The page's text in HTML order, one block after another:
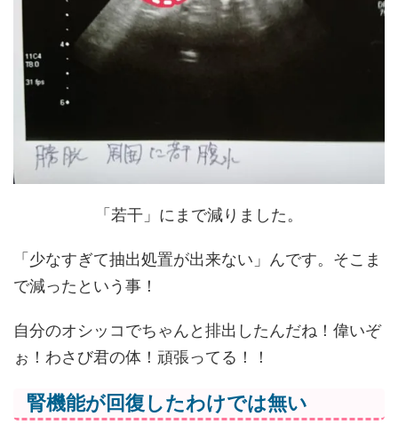
「若干」にまで減りました。
「少なすぎて抽出処置が出来ない」んです。そこま
で減ったという事！
自分のオシッコでちゃんと排出したんだね！偉いぞ
ぉ！わさび君の体！頑張ってる！！
腎機能が回復したわけでは無い